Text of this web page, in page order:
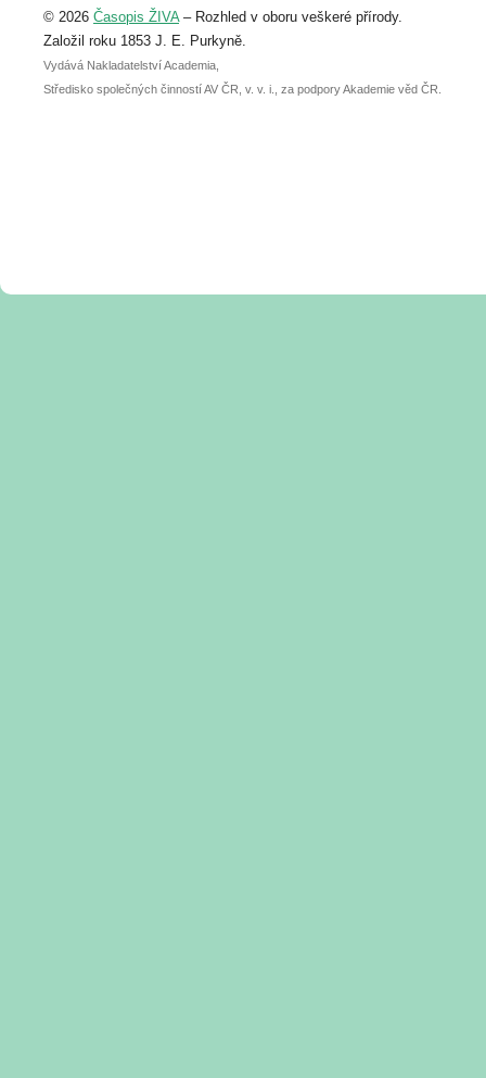
abstraktu přihlášené přednášky nebo
posteru je už 30. června.
© 2026 Časopis ŽIVA– Rozhled v oboru veškeré přírody.
Založil roku 1853 J. E. Purkyně.
Vydává Nakladatelství Academia,
Středisko společných činností AV ČR, v. v. i., za podpory Akademie věd ČR.